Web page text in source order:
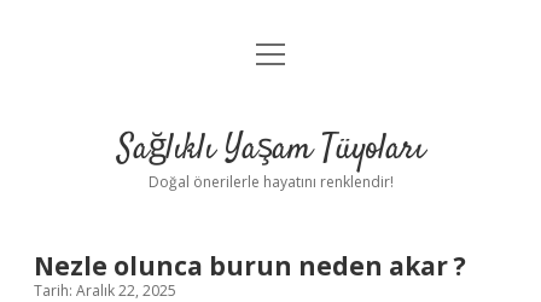
Anasayfa
Yasal Uyarı
menüyü
Sağlıklı Yaşam Tüyoları
Doğal önerilerle hayatını renklendir!
Nezle olunca burun neden akar ?
Tarih: Aralık 22, 2025